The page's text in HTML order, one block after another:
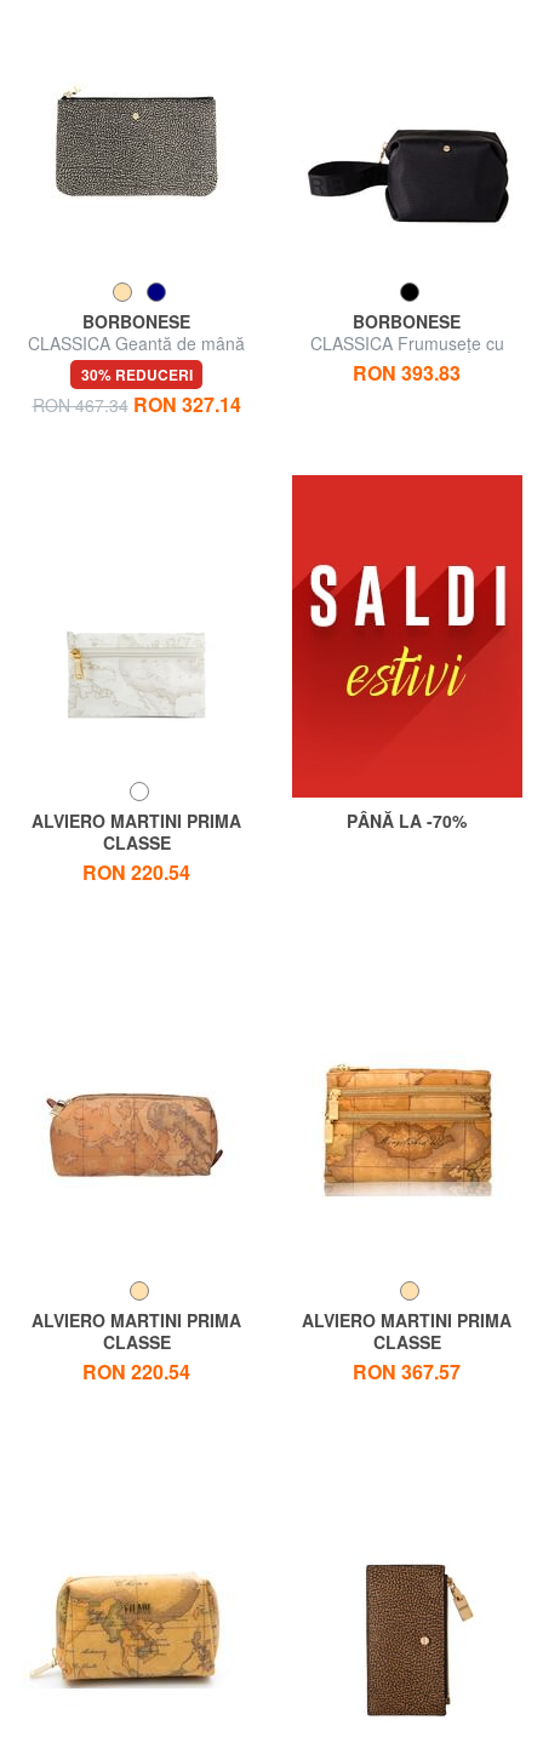
BORBONESE
CLASSICA Geantă de mână
30% REDUCERI
RON 467.34 RON 327.14
BORBONESE
CLASSICA Frumusețe cu
mâner
RON 393.83
ALVIERO MARTINI PRIMA
CLASSE
GEO CLASSIC Fel de
mâncare pentru frumusețe
RON 220.54
PÂNĂ LA -70%
ALVIERO MARTINI PRIMA
CLASSE
Necessaire ALVIERO
MARTINI 1 ^ CLASSE GEO
RON 220.54
ALVIERO MARTINI PRIMA
CLASSE
Sachet ALVIERO MARTINI 1 ^
CLASSE GEO CLASICĂ
RON 367.57